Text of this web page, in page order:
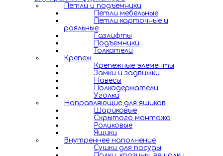
Петли и подъемники
Петли мебельные
Петли карточные и
рояльные
Газлифты
Подъемники
Толкатели
Крепеж
Крепежные элементы
Замки и задвижки
Навесы
Полкодержатели
Уголки
Направляющие для ящиков
Шариковые
Скрытого монтажа
Роликовые
Ящики
Внутреннее наполнение
Сушки для посуды